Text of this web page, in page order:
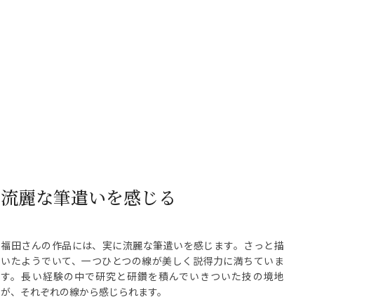
流麗な筆遣いを感じる
福田さんの作品には、実に流麗な筆遣いを感じます。さっと描
いたようでいて、一つひとつの線が美しく説得力に満ちていま
す。長い経験の中で研究と研鑽を積んでいきついた技の境地
が、それぞれの線から感じられます。